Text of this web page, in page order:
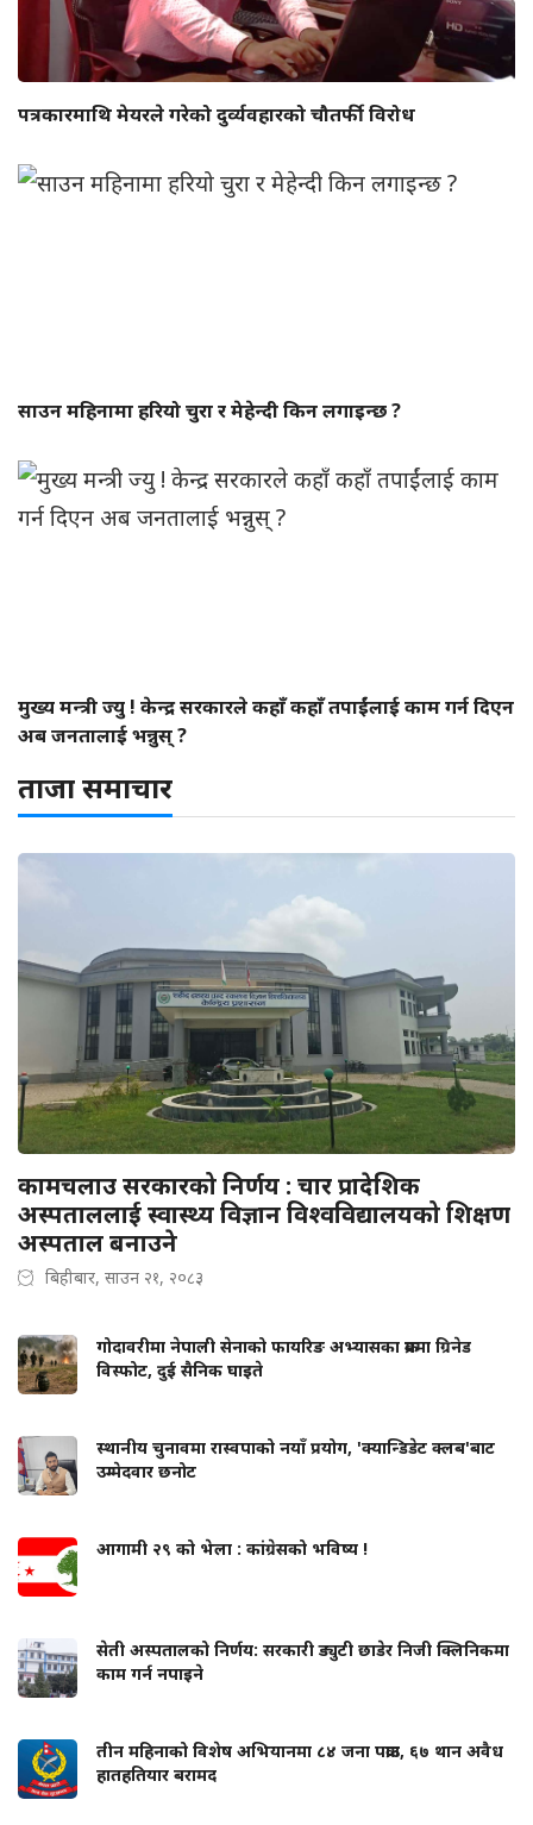
पत्रकारमाथि मेयरले गरेको दुर्व्यवहारको चौतर्फी विरोध
साउन महिनामा हरियो चुरा र मेहेन्दी किन लगाइन्छ ?
मुख्य मन्त्री ज्यु ! केन्द्र सरकारले कहाँ कहाँ तपाईंलाई काम गर्न दिएन
अब जनतालाई भन्नुस् ?
ताजा समाचार
कामचलाउ सरकारको निर्णय : चार प्रादेशिक
अस्पताललाई स्वास्थ्य विज्ञान विश्वविद्यालयको शिक्षण
अस्पताल बनाउने
बिहीबार, साउन २१, २०८३
गोदावरीमा नेपाली सेनाको फायरिङ अभ्यासका क्रममा ग्रिनेड
विस्फोट, दुई सैनिक घाइते
स्थानीय चुनावमा रास्वपाको नयाँ प्रयोग, 'क्यान्डिडेट क्लब'बाट
उम्मेदवार छनोट
आगामी २९ को भेला : कांग्रेसको भविष्य !
सेती अस्पतालको निर्णय: सरकारी ड्युटी छाडेर निजी क्लिनिकमा
काम गर्न नपाइने
तीन महिनाको विशेष अभियानमा ८४ जना पक्राउ, ६७ थान अवैध
हातहतियार बरामद